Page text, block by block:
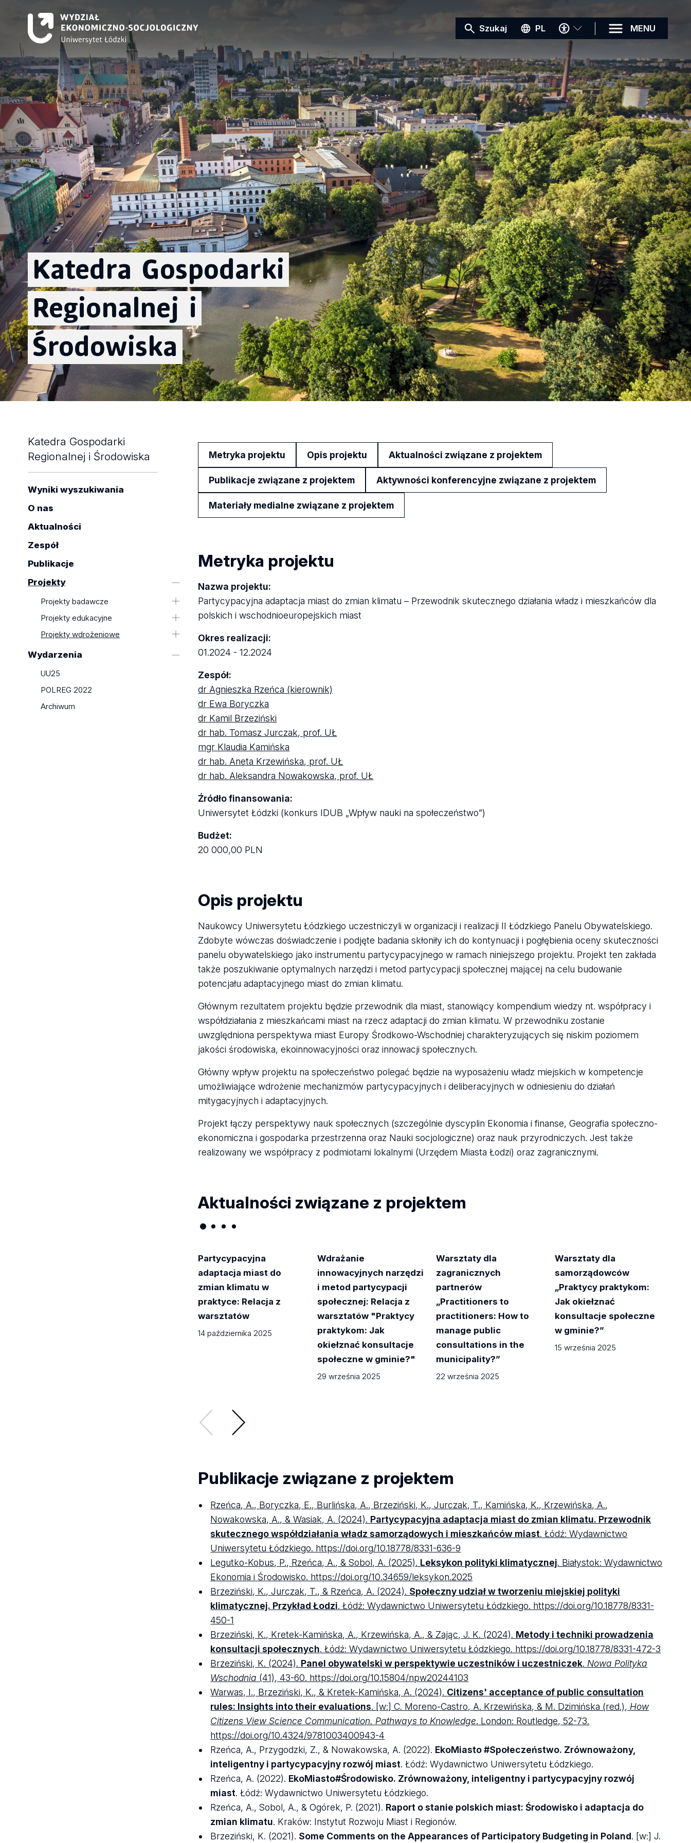
Szukaj PL
MENU
DOSTĘPNOŚCI
MENU
Katedra Gospodarki
Regionalnej i
Środowiska
Katedra Gospodarki
Regionalnej i Środowiska
Wyniki wyszukiwania
O nas
Aktualności
Zespół
Publikacje
Projekty
Projekty badawcze
Projekt "Studentyfikacja
Konwersacja porównawcza na temat
czynników, aktorów i konsekwencji
zakwaterowania studenckiego w
śródmieściach Montrealu i Łodzi"
Projekty edukacyjne
Projekt "Ecology Awareness of
Collaboration of Universities and
rzecz zrównoważonego,
inteligentnego i partycypacyjnego
Projekty wdrożeniowe
Projekt "Partycypacyjna adaptacja
Wydarzenia
UU25
POLREG 2022
Archiwum
Metryka projektu Opis projektu Aktualności związane z projektem
Publikacje związane z projektem Aktywności konferencyjne związane z projektem
Materiały medialne związane z projektem
Metryka projektu
Nazwa projektu:
Partycypacyjna adaptacja miast do zmian klimatu – Przewodnik skutecznego działania władz i mieszkańców dla
polskich i wschodnioeuropejskich miast
Okres realizacji:
01.2024 - 12.2024
Zespół:
dr Agnieszka Rzeńca (kierownik)
dr Ewa Boryczka
dr Kamil Brzeziński
dr hab. Tomasz Jurczak, prof. UŁ
mgr Klaudia Kamińska
dr hab. Aneta Krzewińska, prof. UŁ
dr hab. Aleksandra Nowakowska, prof. UŁ
Źródło finansowania:
Uniwersytet Łódzki (konkurs IDUB „Wpływ nauki na społeczeństwo”)
Budżet:
20 000,00 PLN
Opis projektu
Naukowcy Uniwersytetu Łódzkiego uczestniczyli w organizacji i realizacji II Łódzkiego Panelu Obywatelskiego.
Zdobyte wówczas doświadczenie i podjęte badania skłoniły ich do kontynuacji i pogłębienia oceny skuteczności
panelu obywatelskiego jako instrumentu partycypacyjnego w ramach niniejszego projektu. Projekt ten zakłada
także poszukiwanie optymalnych narzędzi i metod partycypacji społecznej mającej na celu budowanie
potencjału adaptacyjnego miast do zmian klimatu.
Głównym rezultatem projektu będzie przewodnik dla miast, stanowiący kompendium wiedzy nt. współpracy i
współdziałania z mieszkańcami miast na rzecz adaptacji do zmian klimatu. W przewodniku zostanie
uwzględniona perspektywa miast Europy Środkowo-Wschodniej charakteryzujących się niskim poziomem
jakości środowiska, ekoinnowacyjności oraz innowacji społecznych.
Główny wpływ projektu na społeczeństwo polegać będzie na wyposażeniu władz miejskich w kompetencje
umożliwiające wdrożenie mechanizmów partycypacyjnych i deliberacyjnych w odniesieniu do działań
mitygacyjnych i adaptacyjnych.
Projekt łączy perspektywy nauk społecznych (szczególnie dyscyplin Ekonomia i finanse, Geografia społeczno-
ekonomiczna i gospodarka przestrzenna oraz Nauki socjologiczne) oraz nauk przyrodniczych. Jest także
realizowany we współpracy z podmiotami lokalnymi (Urzędem Miasta Łodzi) oraz zagranicznymi.
Aktualności związane z projektem
Partycypacyjna
adaptacja miast do
zmian klimatu w
praktyce: Relacja z
warsztatów
14 października 2025
Wdrażanie
innowacyjnych narzędzi
i metod partycypacji
społecznej: Relacja z
warsztatów "Praktycy
praktykom: Jak
okiełznać konsultacje
społeczne w gminie?"
29 września 2025
Warsztaty dla
zagranicznych
partnerów
„Practitioners to
practitioners: How to
manage public
consultations in the
municipality?”
22 września 2025
Warsztaty dla
samorządowców
„Praktycy praktykom:
Jak okiełznać
konsultacje społeczne
w gminie?”
15 września 2025
Publikacje związane z projektem
Rzeńca, A., Boryczka, E., Burlińska, A., Brzeziński, K., Jurczak, T., Kamińska, K., Krzewińska, A.,
Nowakowska, A., & Wasiak, A. (2024). Partycypacyjna adaptacja miast do zmian klimatu. Przewodnik
skutecznego współdziałania władz samorządowych i mieszkańców miast. Łódź: Wydawnictwo
Uniwersytetu Łódzkiego. https://doi.org/10.18778/8331-636-9
Legutko-Kobus, P., Rzeńca, A., & Sobol, A. (2025). Leksykon polityki klimatycznej. Białystok: Wydawnictwo
Ekonomia i Środowisko. https://doi.org/10.34659/leksykon.2025
Brzeziński, K., Jurczak, T., & Rzeńca, A. (2024). Społeczny udział w tworzeniu miejskiej polityki
klimatycznej. Przykład Łodzi. Łódź: Wydawnictwo Uniwersytetu Łódzkiego. https://doi.org/10.18778/8331-
450-1
Brzeziński, K., Kretek-Kamińska, A., Krzewińska, A., & Zając, J. K. (2024). Metody i techniki prowadzenia
konsultacji społecznych. Łódź: Wydawnictwo Uniwersytetu Łódzkiego. https://doi.org/10.18778/8331-472-3
Brzeziński, K. (2024). Panel obywatelski w perspektywie uczestników i uczestniczek. Nowa Polityka
Wschodnia (41), 43-60. https://doi.org/10.15804/npw20244103
Warwas, I., Brzeziński, K., & Kretek-Kamińska, A. (2024). Citizens' acceptance of public consultation
rules: Insights into their evaluations. [w:] C. Moreno-Castro, A. Krzewińska, & M. Dzimińska (red.), How
Citizens View Science Communication. Pathways to Knowledge. London: Routledge, 52-73.
https://doi.org/10.4324/9781003400943-4
Rzeńca, A., Przygodzki, Z., & Nowakowska, A. (2022). EkoMiasto #Społeczeństwo. Zrównoważony,
inteligentny i partycypacyjny rozwój miast. Łódź: Wydawnictwo Uniwersytetu Łódzkiego.
Rzeńca, A. (2022). EkoMiasto#Środowisko. Zrównoważony, inteligentny i partycypacyjny rozwój
miast. Łódź: Wydawnictwo Uniwersytetu Łódzkiego.
Rzeńca, A., Sobol, A., & Ogórek, P. (2021). Raport o stanie polskich miast: Środowisko i adaptacja do
zmian klimatu. Kraków: Instytut Rozwoju Miast i Regionów.
Brzeziński, K. (2021). Some Comments on the Appearances of Participatory Budgeting in Poland. [w:] J.